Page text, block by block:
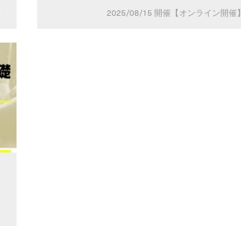
2025/08/15 開催【オンライン開催】